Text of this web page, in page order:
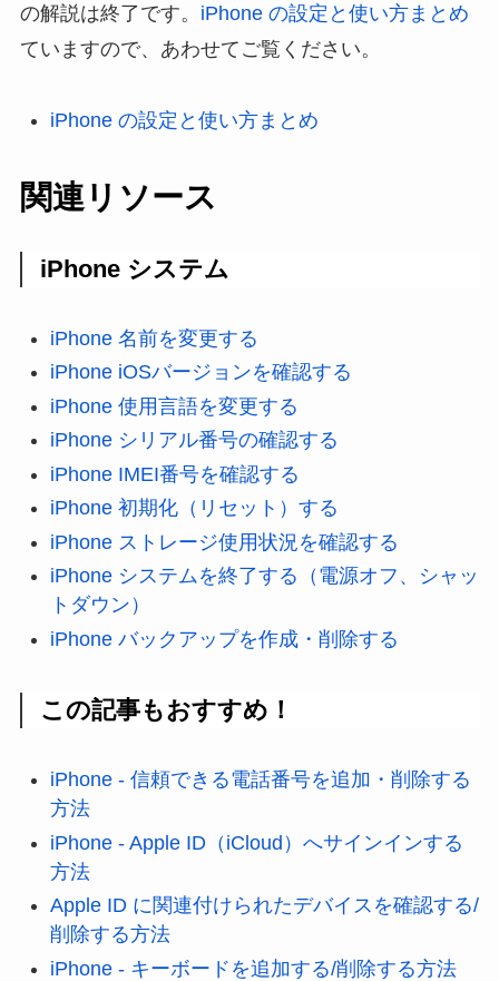
の解説は終了です。 iPhone の設定と使い方まとめ
ていますので、あわせてご覧ください。
iPhone の設定と使い方まとめ
関連リソース
iPhone システム
iPhone 名前を変更する
iPhone iOSバージョンを確認する
iPhone 使用言語を変更する
iPhone シリアル番号の確認する
iPhone IMEI番号を確認する
iPhone 初期化（リセット）する
iPhone ストレージ使用状況を確認する
iPhone システムを終了する（電源オフ、シャッ
トダウン）
iPhone バックアップを作成・削除する
この記事もおすすめ！
iPhone - 信頼できる電話番号を追加・削除する
方法
iPhone - Apple ID（iCloud）へサインインする
方法
Apple ID に関連付けられたデバイスを確認する/
削除する方法
iPhone - キーボードを追加する/削除する方法